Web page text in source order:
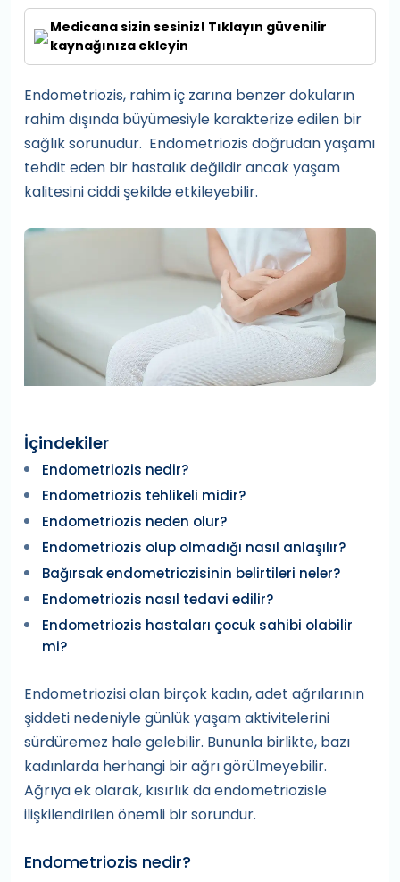
Medicana sizin sesiniz! Tıklayın güvenilir
kaynağınıza ekleyin
Endometriozis, rahim iç zarına benzer dokuların
rahim dışında büyümesiyle karakterize edilen bir
sağlık sorunudur. Endometriozis doğrudan yaşamı
tehdit eden bir hastalık değildir ancak yaşam
kalitesini ciddi şekilde etkileyebilir.
İçindekiler
Endometriozis nedir?
Endometriozis tehlikeli midir?
Endometriozis neden olur?
Endometriozis olup olmadığı nasıl anlaşılır?
Bağırsak endometriozisinin belirtileri neler?
Endometriozis nasıl tedavi edilir?
Endometriozis hastaları çocuk sahibi olabilir
mi?
Endometriozisi olan birçok kadın, adet ağrılarının
şiddeti nedeniyle günlük yaşam aktivitelerini
sürdüremez hale gelebilir. Bununla birlikte, bazı
kadınlarda herhangi bir ağrı görülmeyebilir.
Ağrıya ek olarak, kısırlık da endometriozisle
ilişkilendirilen önemli bir sorundur.
Endometriozis nedir?